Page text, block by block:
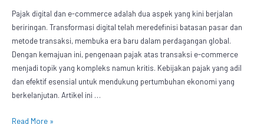
Pajak digital dan e-commerce adalah dua aspek yang kini berjalan
beriringan. Transformasi digital telah meredefinisi batasan pasar dan
metode transaksi, membuka era baru dalam perdagangan global.
Dengan kemajuan ini, pengenaan pajak atas transaksi e-commerce
menjadi topik yang kompleks namun kritis. Kebijakan pajak yang adil
dan efektif esensial untuk mendukung pertumbuhan ekonomi yang
berkelanjutan. Artikel ini …
Read More »